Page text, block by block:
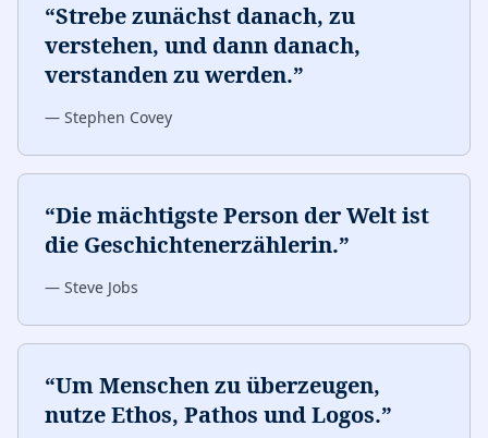
“Strebe zunächst danach, zu
verstehen, und dann danach,
verstanden zu werden.”
— Stephen Covey
“Die mächtigste Person der Welt ist
die Geschichtenerzählerin.”
— Steve Jobs
“Um Menschen zu überzeugen,
nutze Ethos, Pathos und Logos.”